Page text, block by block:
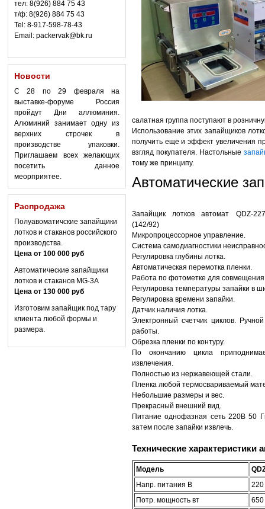
тел: 8(926) 884 75 43
т/ф: 8(926) 884 75 43
Tel: 8-917-598-78-43
Email: packervak@bk.ru
Новости
С 28 по 29 февраля на
выставке-форуме Россия
пройдут Дни аллюминия.
Алюминий занимает одну из
верхних строчек в
производстве упаковки.
Приглашаем всех желающих
посетить данное
меорприятее.
Распродажа
Полуавоматичские запайщики
лотков и стаканов российского
производства.
Цена от 100 000 руб
Автоматические запайщики
лотков и стаканов MG-3A
Цена от 130 000 руб
Изготовим запайщик под тару
клиента любой формы и
размера.
салатная группа поступают в
Использование этих запайщиков
получить еще и эффект увеличения
взгляд покупателя. Настольные
тому же принципу.
Автоматические
Запайщик лотков автомат QDZ-
(142/92)
Микропроцессорное управление.
Система самодиагностики
Регулировка глубины лотка.
Автоматическая перемотка пленки.
Работа по фотометке для совмещения
Регулировка температуры запайки в
Регулировка времени запайки.
Датчик наличия лотка.
Электронный счетчик циклов.
работы.
Обрезка пленки по контуру.
По окончанию цикла
извлечения.
Полностью из нержавеющей стали.
Пленка любой термосвариваемый
Небольшие размеры и вес.
Прекрасный внешний вид.
Питание однофазная сеть 220В 50
затем после запайки извлечь.
Технические характеристики
Модель
Напр. питания В
220
Потр. мощность вт
650